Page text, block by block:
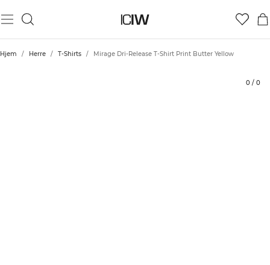
Hjem / Herre / T-Shirts / Mirage Dri-Release T-Shirt Print Butter Yellow
0 / 0